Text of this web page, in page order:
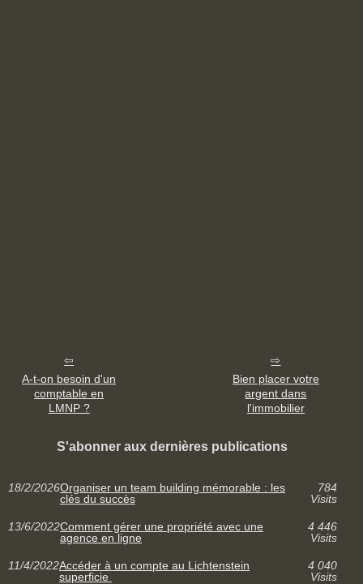
A-t-on besoin d'un
comptable en
LMNP ?
Bien placer votre
argent dans
l'immobilier
S'abonner aux dernières publications
18/2/2026Organiser un team building mémorable : les
clés du succès
784
Visits
13/6/2022Comment gérer une propriété avec une
agence en ligne
4 446
Visits
11/4/2022Accéder à un compte au Lichtenstein
superficie
4 040
Visits